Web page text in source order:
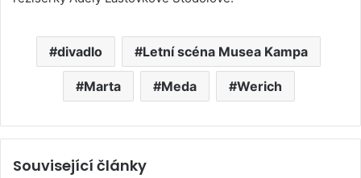
divadlo Letní scéna Musea Kampa
Marta Meda Werich
Související články